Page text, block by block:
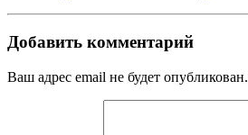
Добавить комментарий
Ваш адрес email не будет опубликован.